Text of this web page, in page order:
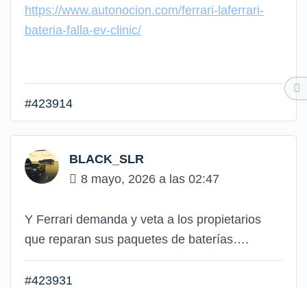
https://www.autonocion.com/ferrari-laferrari-
bateria-falla-ev-clinic/
#423914
BLACK_SLR
8 mayo, 2026 a las 02:47
Y Ferrari demanda y veta a los propietarios
que reparan sus paquetes de baterías….
#423931